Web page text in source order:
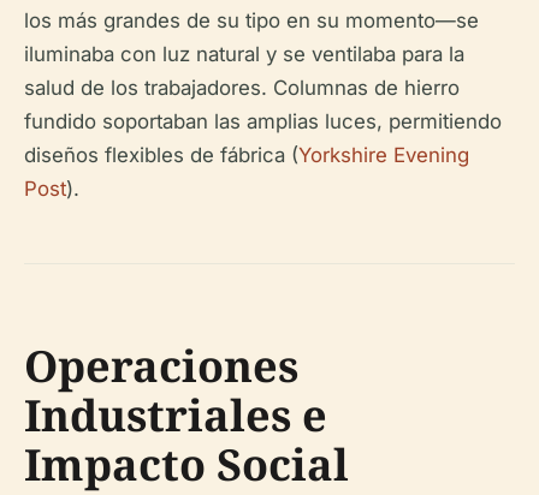
los más grandes de su tipo en su momento—se
iluminaba con luz natural y se ventilaba para la
salud de los trabajadores. Columnas de hierro
fundido soportaban las amplias luces, permitiendo
diseños flexibles de fábrica (Yorkshire Evening
Post).
Operaciones
Industriales e
Impacto Social